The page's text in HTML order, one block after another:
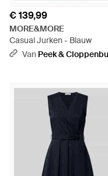
€ 139,99
MORE&MORE
Casual Jurken - Blauw
Van Peek &